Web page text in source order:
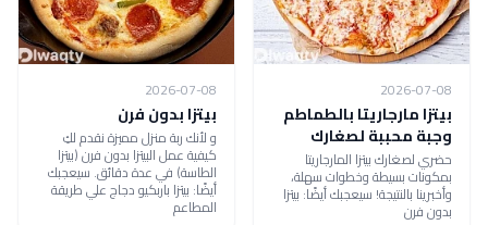
2026-07-08
بيتزا مارجاريتا بالطماطم
وجبة محببة لصغارك
حضري لصغارك بيتزا المارجاريتا
بمكونات بسيطة وخطوات سهلة،
وأخبرينا بالنتيجة! سيعجبك أيضًا: بيتزا
بدون فرن
2026-07-08
بيتزا بدون فرن
و لأنك ربة منزل مميزة نقدم لكِ
كيفية عمل البيتزا بدون فرن (بيتزا
الطاسة) في عدة دقائق. سيعجبك
أيضًا: بيتزا باربكيو دجاج علي طريقة
المطاعم